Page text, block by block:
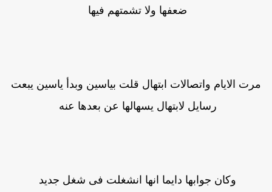
ضعفها ولا تشمتهم فيها
مرت الايام واتصالات ابتهال قلت بياسين وبدأ ياسين يبعت
رسايل لابتهال يسهالها عن بعدها عنه
وكان جوابها دايما انها انشغلت فى شغل جديد